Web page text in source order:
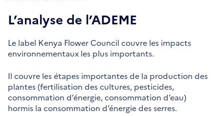
L’analyse de l’ADEME
Le label Kenya Flower Council couvre les impacts
environnementaux les plus importants.
Il couvre les étapes importantes de la production des
plantes (fertilisation des cultures, pesticides,
consommation d’énergie, consommation d’eau)
hormis la consommation d’énergie des serres.